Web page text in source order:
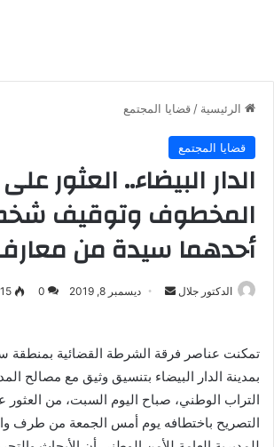
الرئيسية / قضايا المجتمع
قضايا المجتمع
الدار البيضاء.. العثور
المخطوف وتوقيف
أحدهما سيدة من
الدكتور جلال
أرسل ديسمبر 8, 2019 0
15
تمكنت عناصر فرقة الشرطة القضائية بمنطقة
بمدينة الدار البيضاء بتنسيق وثيق مع مصالح
التراب الوطني، صباح اليوم السبت، من العثور
التصريح باختطافه يوم أمس الجمعة من طرف